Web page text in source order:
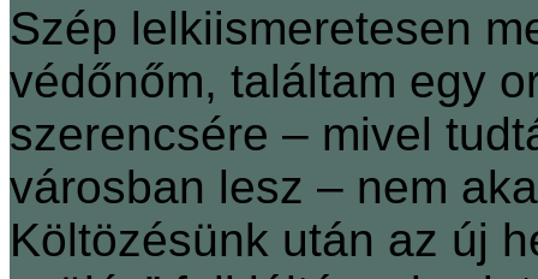
Szép lelkiismeretesen
védőnőm, találtam egy
szerencsére – mivel
városban lesz – nem
Költözésünk után az új